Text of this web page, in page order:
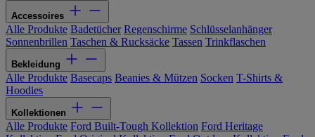
Accessoires
Alle Produkte Badetücher Regenschirme Schlüsselanhänger
Sonnenbrillen Taschen & Rucksäcke Tassen Trinkflaschen
Bekleidung
Alle Produkte Basecaps Beanies & Mützen Socken T-Shirts &
Hoodies
Kollektionen
Alle Produkte Ford Built-Tough Kollektion Ford Heritage